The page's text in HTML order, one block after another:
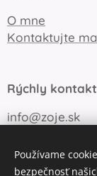
O mne
Kontaktujte ma
Rýchly kontakt
info@zoje.sk
Používame
bezpečnosť